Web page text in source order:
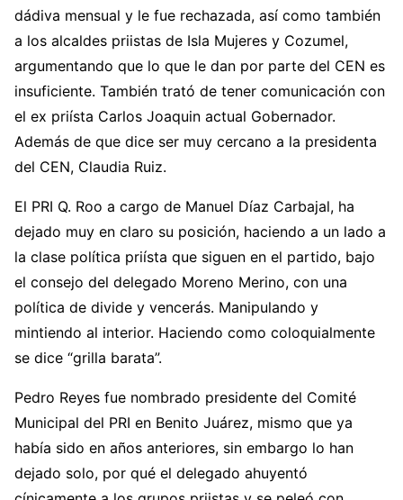
dádiva mensual y le fue rechazada, así como también
a los alcaldes priistas de Isla Mujeres y Cozumel,
argumentando que lo que le dan por parte del CEN es
insuficiente. También trató de tener comunicación con
el ex priísta Carlos Joaquin actual Gobernador.
Además de que dice ser muy cercano a la presidenta
del CEN, Claudia Ruiz.
El PRI Q. Roo a cargo de Manuel Díaz Carbajal, ha
dejado muy en claro su posición, haciendo a un lado a
la clase política priísta que siguen en el partido, bajo
el consejo del delegado Moreno Merino, con una
política de divide y vencerás. Manipulando y
mintiendo al interior. Haciendo como coloquialmente
se dice “grilla barata”.
Pedro Reyes fue nombrado presidente del Comité
Municipal del PRI en Benito Juárez, mismo que ya
había sido en años anteriores, sin embargo lo han
dejado solo, por qué el delegado ahuyentó